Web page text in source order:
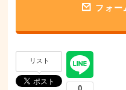
フォー
リスト